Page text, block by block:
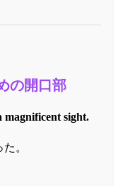
の開口部
magnificent sight.
。